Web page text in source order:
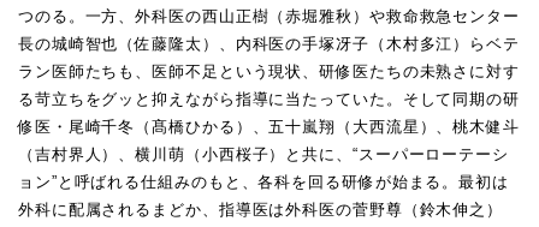
つのる。一方、外科医の西山正樹（赤堀雅秋）や救命救急センター
長の城崎智也（佐藤隆太）、内科医の手塚冴子（木村多江）らベテ
ラン医師たちも、医師不足という現状、研修医たちの未熟さに対す
る苛立ちをグッと抑えながら指導に当たっていた。そして同期の研
修医・尾崎千冬（髙橋ひかる）、五十嵐翔（大西流星）、桃木健斗
（吉村界人）、横川萌（小西桜子）と共に、“スーパーローテーシ
ョン”と呼ばれる仕組みのもと、各科を回る研修が始まる。最初は
外科に配属されるまどか、指導医は外科医の菅野尊（鈴木伸之）